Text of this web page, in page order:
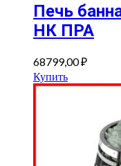
Печь
НК ПРА
68799,00₽
Купить